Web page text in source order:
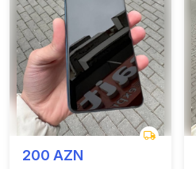
200 AZN